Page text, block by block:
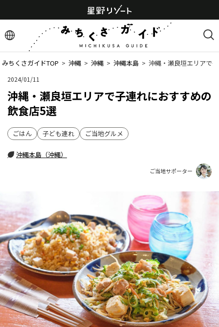
みちくさガイドTOP > 沖縄 > 沖縄 > 沖縄本島 > 沖縄・瀬良垣エリアで
2024/01/11
沖縄・瀬良垣エリアで子連れにおすすめの
飲食店5選
ごはん 子ども連れ ご当地グルメ
沖縄本島（沖縄）
ご当地サポーター